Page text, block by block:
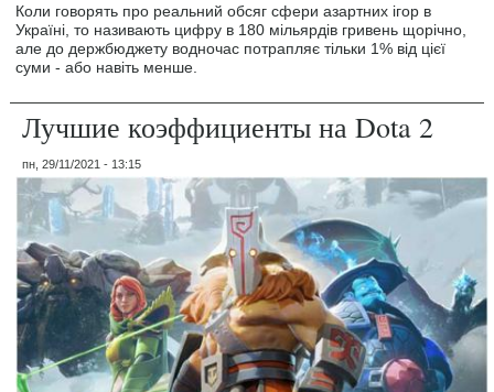
Коли говорять про реальний обсяг сфери азартних ігор в
Україні, то називають цифру в 180 мільярдів гривень щорічно,
але до держбюджету водночас потрапляє тільки 1% від цієї
суми - або навіть менше.
Лучшие коэффициенты на Dota 2
пн, 29/11/2021 - 13:15